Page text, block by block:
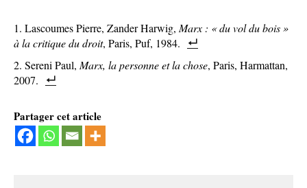
Lascoumes Pierre, Zander Harwig, Marx : « du vol du bois »
à la critique du droit, Paris, Puf, 1984.
Sereni Paul, Marx, la personne et la chose, Paris, Harmattan,
2007.
Partager cet article